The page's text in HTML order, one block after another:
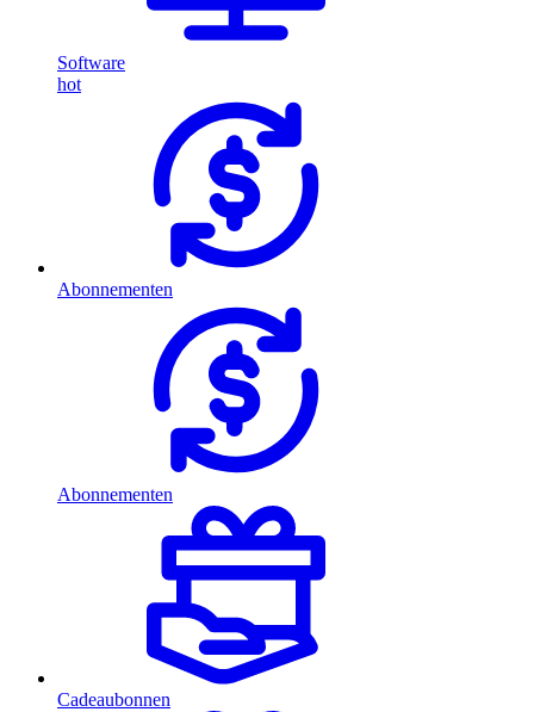
Software
hot
Abonnementen
Abonnementen
Cadeaubonnen